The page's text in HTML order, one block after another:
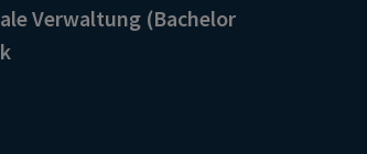
Verwaltung (Bachelor